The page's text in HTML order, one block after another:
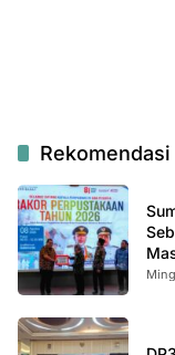
Rekomendasi